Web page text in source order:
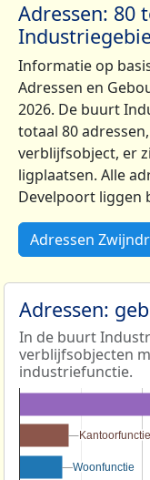
Adressen: 80
Informatie op
Adressen en
2026. De buurt
totaal 80
verblijfsobject, er
ligplaatsen. Alle
Develpoort liggen
Adressen
Adressen:
In de buurt
verblijfsobjecten
industriefunctie.
Kantoorfunctie
Kantoorfunctie
Woonfunctie
Woonfunctie